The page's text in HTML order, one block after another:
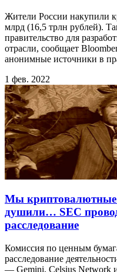
Жители России накупили
млрд (16,5 трлн рублей).
правительство для
отрасли, сообщает
анонимные источники в
1 фев. 2022
Мы
душили… SEC
расследование
Комиссия по ценным
расследование
— Gemini, Celsius Network